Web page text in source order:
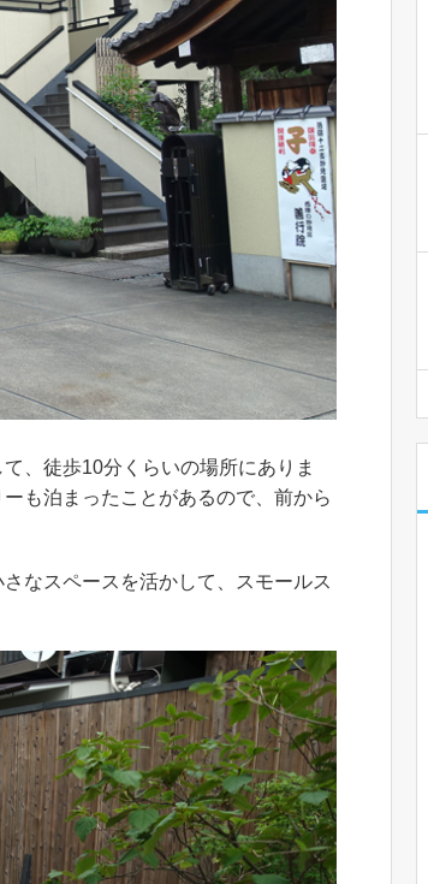
、徒歩10分くらいの場所にありま
も泊まったことがあるので、前から
なスペースを活かして、スモールス